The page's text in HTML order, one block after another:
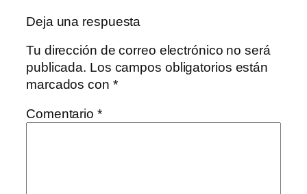
Deja una respuesta
Tu dirección de correo electrónico no será
publicada. Los campos obligatorios están
marcados con *
Comentario *